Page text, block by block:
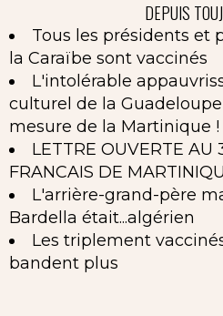
DEPUIS
Tous les présidents et
la Caraïbe sont vaccinés
L'intolérable
culturel de la
mesure de la Martinique !
LETTRE OUVERTE AU
FRANCAIS DE
L'arrière-grand-père
Bardella était...algérien
Les triplement
bandent plus